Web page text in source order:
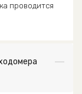
проводится